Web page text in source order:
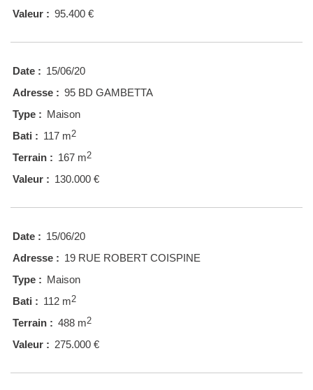
Valeur : 95.400 €
Date : 15/06/20
Adresse : 95 BD GAMBETTA
Type : Maison
Bati : 117 m2
Terrain : 167 m2
Valeur : 130.000 €
Date : 15/06/20
Adresse : 19 RUE ROBERT COISPINE
Type : Maison
Bati : 112 m2
Terrain : 488 m2
Valeur : 275.000 €